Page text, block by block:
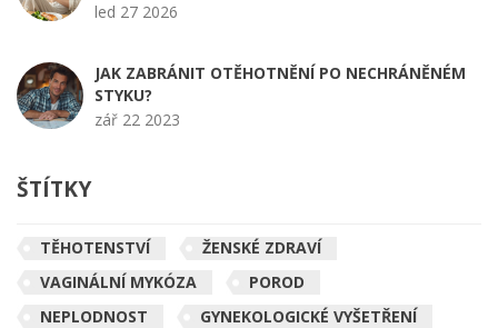
led 27 2026
JAK ZABRÁNIT OTĚHOTNĚNÍ PO NECHRÁNĚNÉM
STYKU?
zář 22 2023
ŠTÍTKY
TĚHOTENSTVÍ
ŽENSKÉ ZDRAVÍ
VAGINÁLNÍ MYKÓZA
POROD
NEPLODNOST
GYNEKOLOGICKÉ VYŠETŘENÍ